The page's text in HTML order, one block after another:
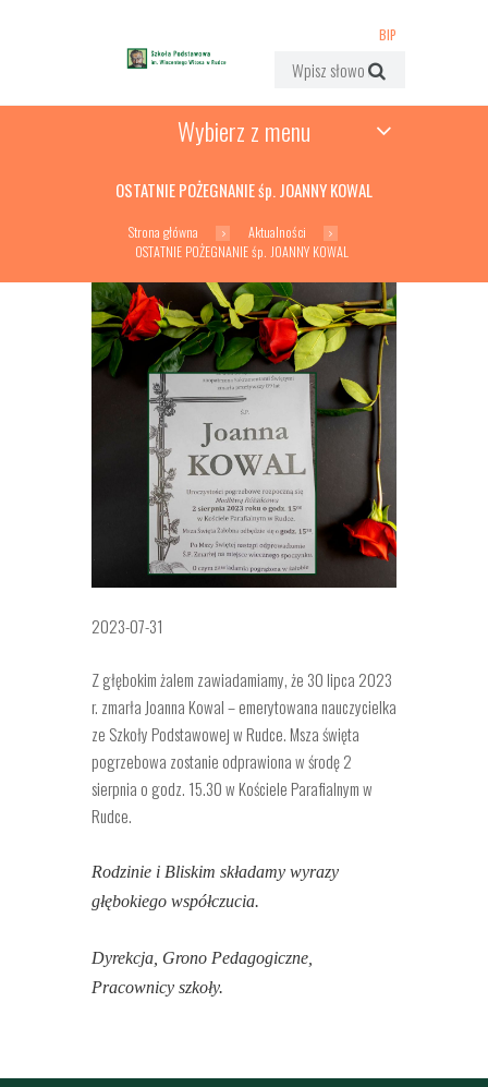
BIP
Wybierz z menu
OSTATNIE POŻEGNANIE śp. JOANNY KOWAL
Strona główna
Aktualności
OSTATNIE POŻEGNANIE śp. JOANNY KOWAL
2023-07-31
Z głębokim żalem zawiadamiamy, że 30 lipca 2023
r. zmarła Joanna Kowal – emerytowana nauczycielka
ze Szkoły Podstawowej w Rudce. Msza święta
pogrzebowa zostanie odprawiona w środę 2
sierpnia o godz. 15.30 w Kościele Parafialnym w
Rudce.
Rodzinie i Bliskim składamy wyrazy
głębokiego współczucia.
Dyrekcja, Grono Pedagogiczne,
Pracownicy szkoły.